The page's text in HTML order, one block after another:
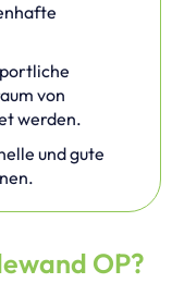
von
werden.
und gute
OP?